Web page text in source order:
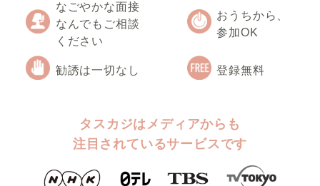
なごやかな面接
なんでもご相談
ください
おうちから、
参加OK
勧誘は一切なし 登録無料
タスカジはメディアからも
注目されているサービスです